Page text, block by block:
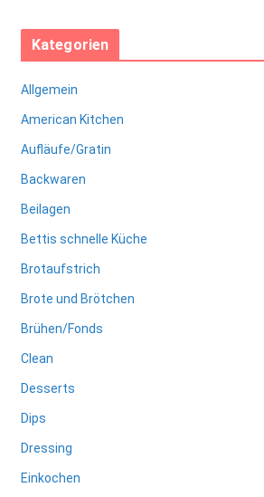
Kategorien
Allgemein
American Kitchen
Aufläufe/Gratin
Backwaren
Beilagen
Bettis schnelle Küche
Brotaufstrich
Brote und Brötchen
Brühen/Fonds
Clean
Desserts
Dips
Dressing
Einkochen